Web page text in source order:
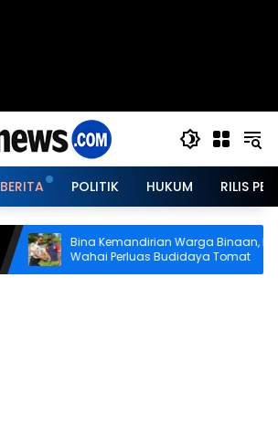
BERITA POLITIK HUKUM RILIS
Bina Kemandirian Warga Binaan, Lapas
Wahai Perluas Budidaya Tomat